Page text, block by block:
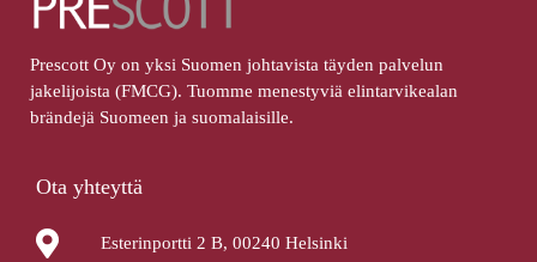
Prescott Oy on yksi Suomen johtavista täyden palvelun
jakelijoista (FMCG). Tuomme menestyviä elintarvikealan
brändejä Suomeen ja suomalaisille.
Ota yhteyttä
Esterinportti 2 B, 00240 Helsinki